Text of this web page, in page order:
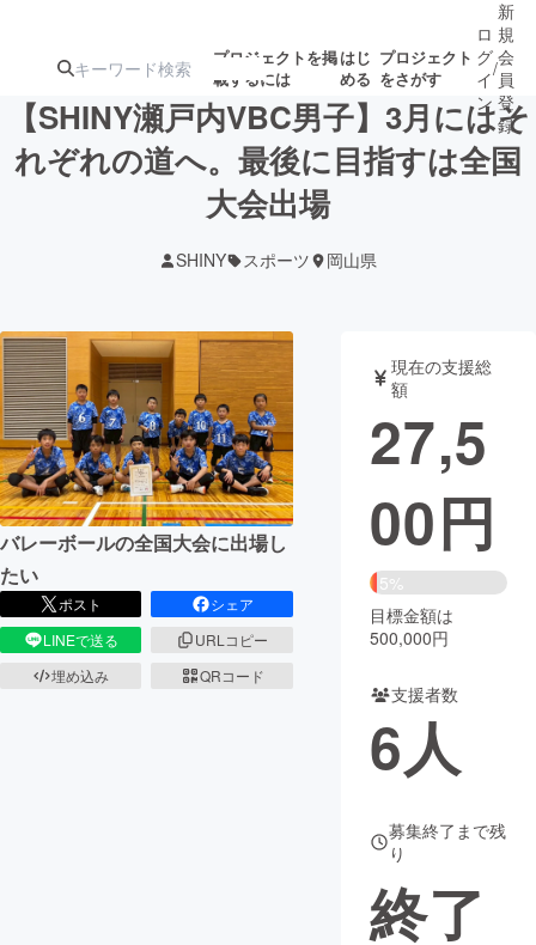
プロジェクトを掲
載するには
はじ
める
プロジェクト
をさがす
注目の新着プロ募集終了が近いプ
テクノロジー・ガジェット
映像・映画 書籍・雑誌
ビジネス・起業 チャレンジ
CAMPFIRE for Social Good
CAMPFIRE Creation
CAMPFIREふるさと納税
コミュニティ
ロ
グ
イ
ン
/
新
規
会
員
登
録
【SHINY瀬戸内VBC男子】3月にはそ
れぞれの道へ。最後に目指すは全国
大会出場
SHINY スポーツ 岡山県
バレーボールの全国大会に出場し
たい
ポスト
シェア
LINEで送る
URLコピー
埋め込み
QRコード
現在の支援総
額
27,5
00円
5%
目標金額は
500,000円
支援者数
6人
募集終了まで残
り
終了